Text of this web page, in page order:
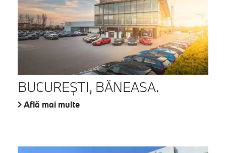
BUCUREŞTI, BĂNEASA.
Află mai multe